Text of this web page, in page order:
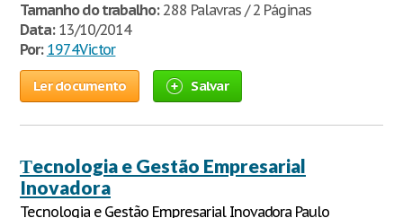
Tamanho do trabalho:288 Palavras / 2 Páginas
Data:13/10/2014
Por: 1974Victor
Ler documento Salvar
Тecnologia e Gestão Empresarial
Inovadora
Tecnologia e Gestão Empresarial Inovadora Paulo